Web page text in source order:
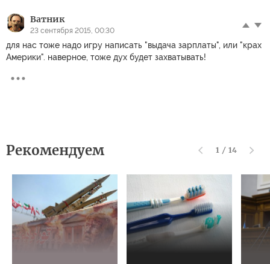
Ватник
23 сентября 2015, 00:30
для нас тоже надо игру написать "выдача зарплаты", или "крах
Америки". наверное, тоже дух будет захватывать!
Рекомендуем 1 / 14